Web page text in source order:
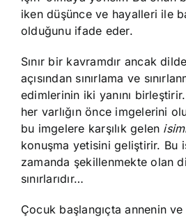
iken düşünce ve hayalleri ile
olduğunu ifade eder.
Sınır bir kavramdır ancak
açısından sınırlama ve
edimlerinin iki yanını
her varlığın önce imgelerini
bu imgelere karşılık gelen
konuşma yetisini geliştirir. Bu
zamanda şekillenmekte olan
sınırlarıdır…
Çocuk başlangıçta annenin